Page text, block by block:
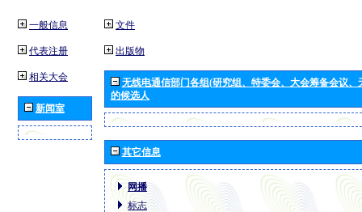
一般信息
代表注册
相关大会
新闻室
文件
出版物
无线电通信部门各组(研究组、特委会、大会筹备会议
的候选人
其它信息
网播
标志